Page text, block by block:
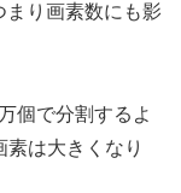
まり画素数にも影
個で分割するよ
は大きくなり